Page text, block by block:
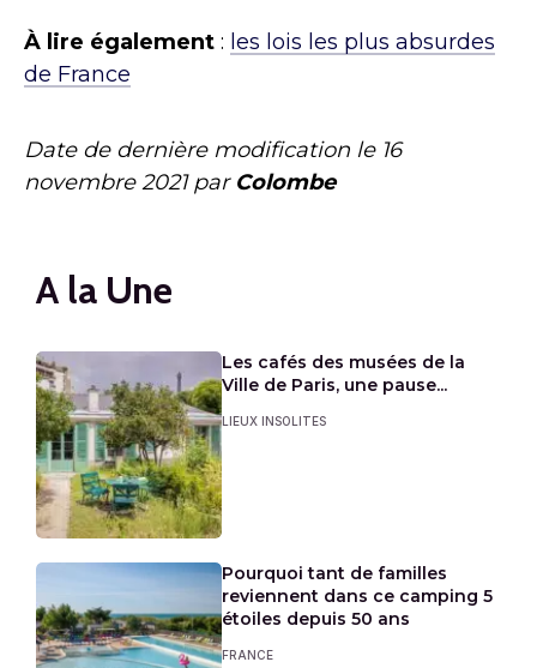
À lire également : les lois les plus absurdes
de France
Date de dernière modification le 16
novembre 2021par Colombe
A la Une
Les cafés des musées de la
Ville de Paris, une pause...
LIEUX INSOLITES
Pourquoi tant de familles
reviennent dans ce camping 5
étoiles depuis 50 ans
FRANCE